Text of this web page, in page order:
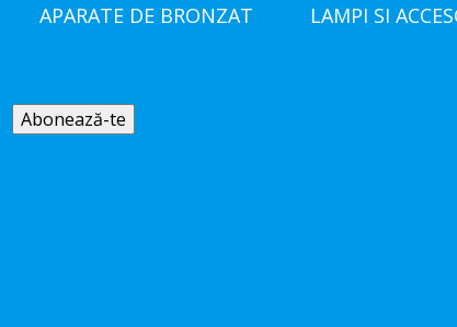
APARATE DE BRONZAT LAMPI SI